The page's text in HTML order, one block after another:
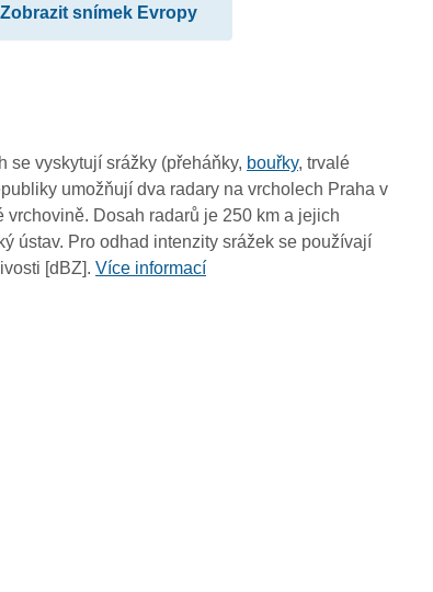
10:00
09:50
09:40
09:30
Zobrazit snímek Evropy
se vyskytují srážky (přeháňky, bouřky, trvalé
umožňují dva radary na vrcholech Praha v
Dosah radarů je 250 km a jejich
ústav. Pro odhad intenzity srážek se používají
[dBZ].Více informací